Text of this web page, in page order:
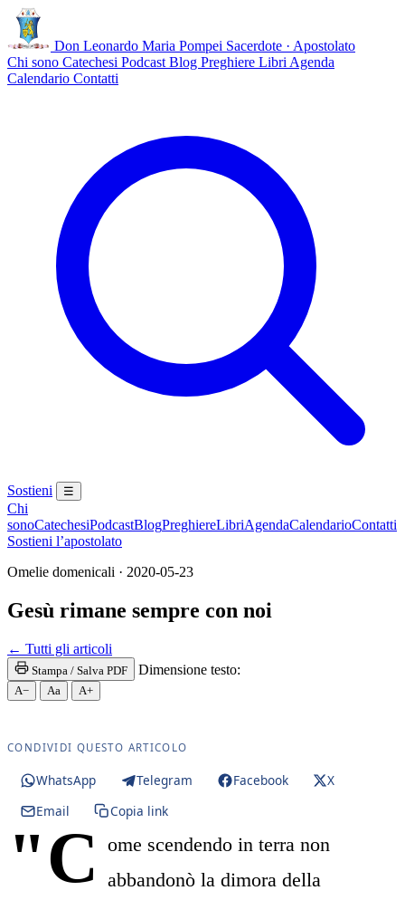
Don Leonardo Maria Pompei Sacerdote · Apostolato
Chi sono Catechesi Podcast Blog Preghiere Libri Agenda
Calendario Contatti
Sostieni ☰
Chi
sonoCatechesiPodcastBlogPreghiereLibriAgendaCalendarioContatti
Sostieni l’apostolato
Omelie domenicali · 2020-05-23
Gesù rimane sempre con noi
← Tutti gli articoli
Stampa / Salva PDF Dimensione testo:
A− Aa A+
CONDIVIDI QUESTO ARTICOLO
WhatsApp Telegram Facebook
X
Email
Copia link
"C
ome scendendo in terra non
abbandonò la dimora della